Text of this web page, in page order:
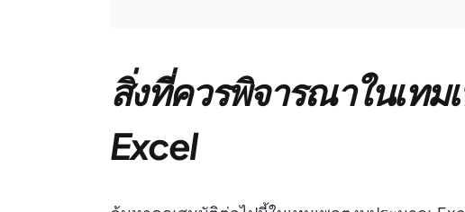
สิ่งที่ควรพิจารณาในเท
Excel